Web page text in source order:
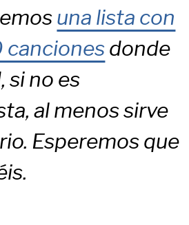
una lista con
canciones donde
si no es
al menos sirve
Esperemos que